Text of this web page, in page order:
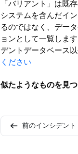
「バリアント」は既
システムを含んだイ
るのではなく、デー
ョンとして一覧しま
デントデータベース
ください
似たようなものを見
前のインシデント